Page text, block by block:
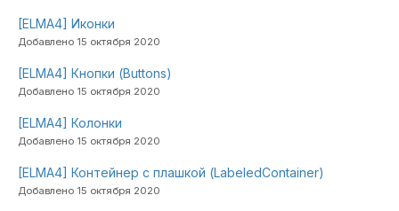
[ELMA4] Иконки
Добавлено 15 октября 2020
[ELMA4] Кнопки (Buttons)
Добавлено 15 октября 2020
[ELMA4] Колонки
Добавлено 15 октября 2020
[ELMA4] Контейнер с плашкой (LabeledContainer)
Добавлено 15 октября 2020